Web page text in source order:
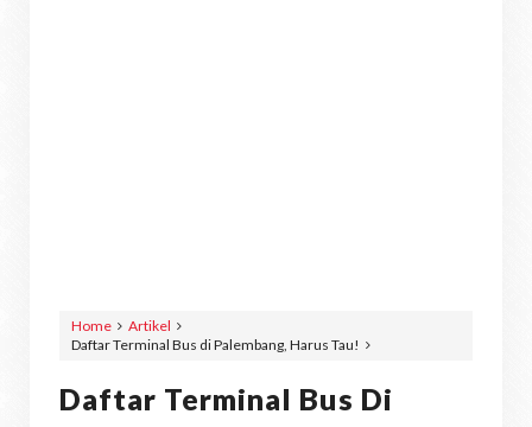
Home
Artikel
Daftar Terminal Bus di Palembang, Harus Tau!
Daftar Terminal Bus Di